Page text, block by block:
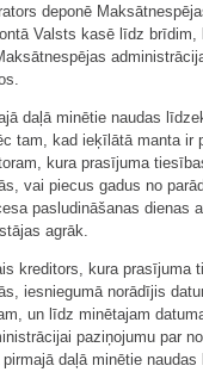
deponē
Valsts kasē līdz brīdim,
daļā minētie naudas
tam, kad ieķīlātā manta ir
kura prasījuma
vai piecus gadus no
pasludināšanas dienas
agrāk.
kreditors, kura prasījuma
iesniegumā norādījis
un līdz minētajam
paziņojumu par
daļā minētie naudas